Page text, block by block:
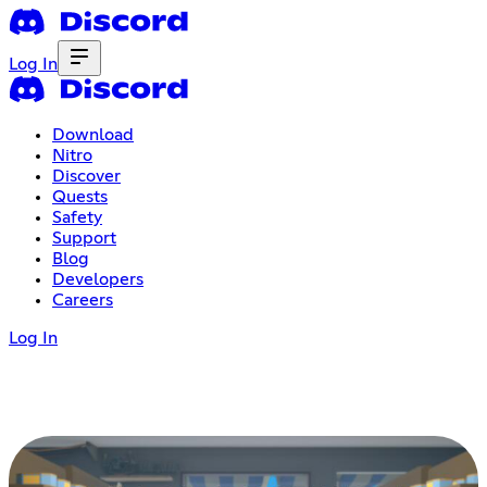
Log In
Download
Nitro
Discover
Quests
Safety
Support
Blog
Developers
Careers
Log In